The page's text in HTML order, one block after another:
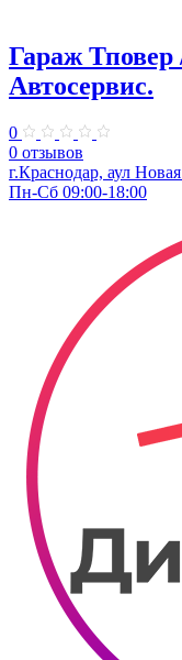
Гараж Тповер
Автосервис.
0
0 отзывов
г.Краснодар, аул
Пн-Сб 09:00-18:00